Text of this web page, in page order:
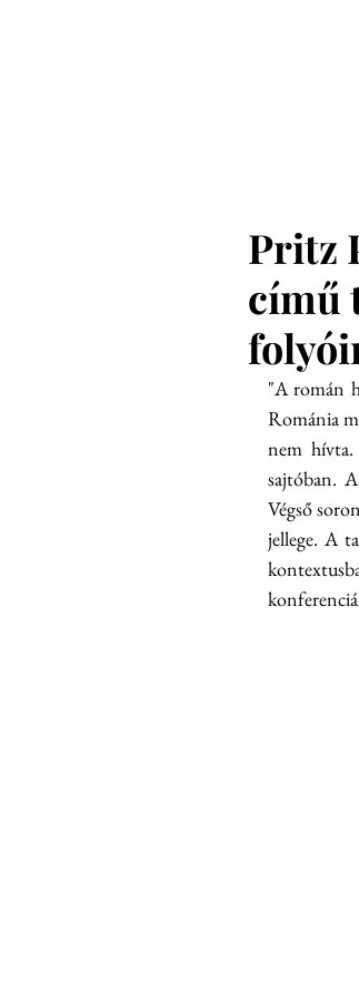
Pritz
című
"A román
Románia
nem
sajtóban.
Végső
jellege. A